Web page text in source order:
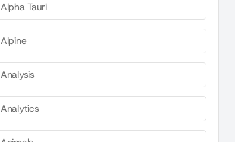
Alpha Tauri
Alpine
Analysis
Analytics